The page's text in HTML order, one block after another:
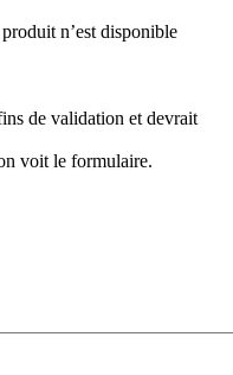
n’est disponible
de validation et devrait
voit le formulaire.